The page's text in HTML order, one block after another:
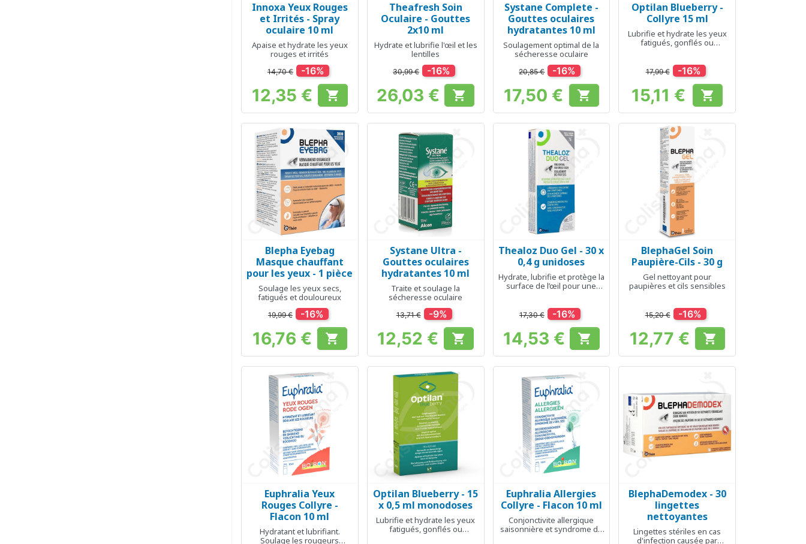
Aperçu rapide
Innoxa Yeux Rouges
et Irrités - Spray
oculaire 10 ml
Apaise et hydrate les yeux
rouges et irrités
14,70 € -16%
Prix
12,35 € 
Aperçu rapide
Theafresh Soin
Oculaire - Gouttes
2x10 ml
Hydrate et lubrifie l'œil et les
lentilles
30,99 € -16%
Prix
26,03 € 
Aperçu rapide
Systane Complete -
Gouttes oculaires
hydratantes 10 ml
Soulagement optimal de la
sécheresse oculaire
20,85 € -16%
Prix
17,50 € 
 Aperçu rapide
Optilan Blueberry -
Collyre 15 ml
Lubrifie et hydrate les yeux
fatigués, gonflés ou
17,99 € -16%
Prix
15,11 € 
 Aperçu rapide
Blepha Eyebag
Masque chauffant
pour les yeux - 1 pièce
Soulage les yeux secs,
fatigués et douloureux
19,99 € -16%
Prix
16,76 € 
Aperçu rapide
Systane Ultra -
Gouttes oculaires
hydratantes 10 ml
Traite et soulage la
sécheresse oculaire
13,71 € -9%
Prix
12,52 € 
 Aperçu rapide
Thealoz Duo Gel - 30 x
0,4 g unidoses
Hydrate, lubrifie et protège la
surface de l’œil pour une
17,30 € -16%
Prix
14,53 € 
Aperçu rapide
BlephaGel Soin
Paupière-Cils - 30 g
Gel nettoyant pour
paupières et cils sensibles
15,20 € -16%
Prix
12,77 € 
Aperçu rapide
Euphralia Yeux
Rouges Collyre -
Flacon 10 ml
Hydratant et lubrifiant.
Soulage les rougeurs
Aperçu rapide
Optilan Blueberry - 15
x 0,5 ml monodoses
Lubrifie et hydrate les yeux
fatigués, gonflés ou
Aperçu rapide
Euphralia Allergies
Collyre - Flacon 10 ml
Conjonctivite allergique
saisonnière et syndrome de
Aperçu rapide
BlephaDemodex - 30
lingettes
nettoyantes
Lingettes stériles en cas
d'infection causée par